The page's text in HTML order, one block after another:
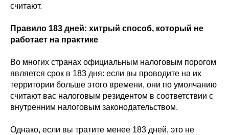
считают.
Правило 183 дней: хитрый способ, который не
работает на практике
Во многих странах официальным налоговым порогом
является срок в 183 дня: если вы проводите на их
территории больше этого времени, они по умолчанию
считают вас налоговым резидентом в соответствии с
внутренним налоговым законодательством.
Однако, если вы тратите менее 183 дней, это не